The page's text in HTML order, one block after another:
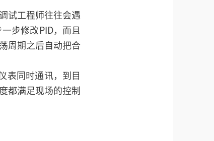
试工程师往往会遇
步修改PID，而且
周期之后自动把合
表同时通讯，到目
都满足现场的控制